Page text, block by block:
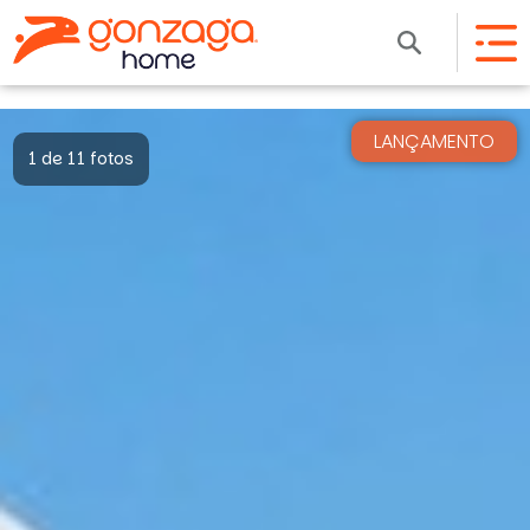
LANÇAMENTO
1 de 11 fotos